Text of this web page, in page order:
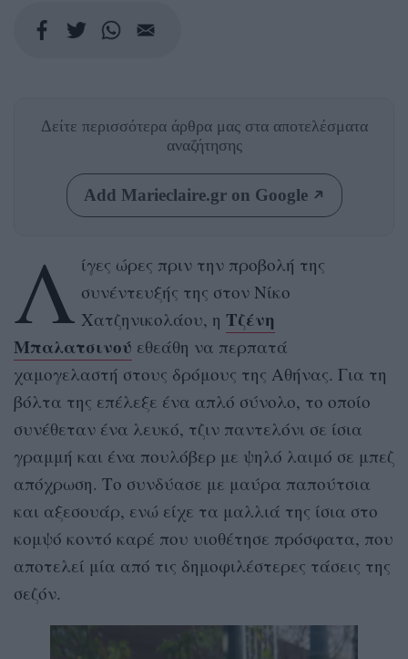
Δείτε περισσότερα άρθρα μας στα αποτελέσματα
αναζήτησης
Add Marieclaire.gr on Google
Λ ίγες ώρες πριν την προβολή της
συνέντευξής της στον Νίκο
Χατζηνικολάου, η Τζένη
Μπαλατσινού εθεάθη να περπατά
χαμογελαστή στους δρόμους της Αθήνας. Για τη
βόλτα της επέλεξε ένα απλό σύνολο, το οποίο
συνέθεταν ένα λευκό, τζιν παντελόνι σε ίσια
γραμμή και ένα πουλόβερ με ψηλό λαιμό σε μπεζ
απόχρωση. Το συνδύασε με μαύρα παπούτσια
και αξεσουάρ, ενώ είχε τα μαλλιά της ίσια στο
κομψό κοντό καρέ που υιοθέτησε πρόσφατα, που
αποτελεί μία από τις δημοφιλέστερες τάσεις της
σεζόν.